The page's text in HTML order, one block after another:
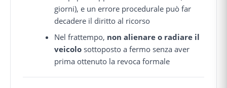
giorni), e un errore procedurale può far
decadere il diritto al ricorso
Nel frattempo, non alienare o radiare il
veicolo sottoposto a fermo senza aver
prima ottenuto la revoca formale